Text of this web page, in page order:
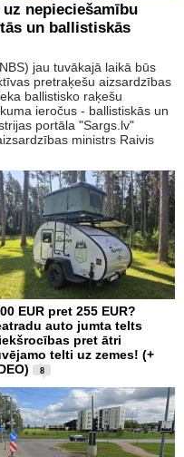
nepieciešamību
un ballistiskās
jau tuvākajā laikā būs
pretraķešu aizsardzības
ballistisko raķešu
ieročus - ballistiskās un
portāla "Sargs.lv"
ministrs Raivis
EUR pret 255 EUR?
auto jumta telts
pret ātri
telti uz zemes! (+
8